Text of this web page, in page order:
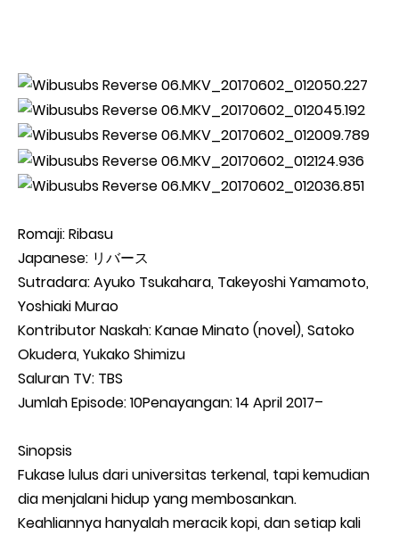
Romaji: Ribasu
Japanese: リバース
Sutradara: Ayuko Tsukahara, Takeyoshi Yamamoto,
Yoshiaki Murao
Kontributor Naskah: Kanae Minato (novel), Satoko
Okudera, Yukako Shimizu
Saluran TV: TBS
Jumlah Episode: 10Penayangan: 14 April 2017–
Sinopsis
Fukase lulus dari universitas terkenal, tapi kemudian
dia menjalani hidup yang membosankan.
Keahliannya hanyalah meracik kopi, dan setiap kali